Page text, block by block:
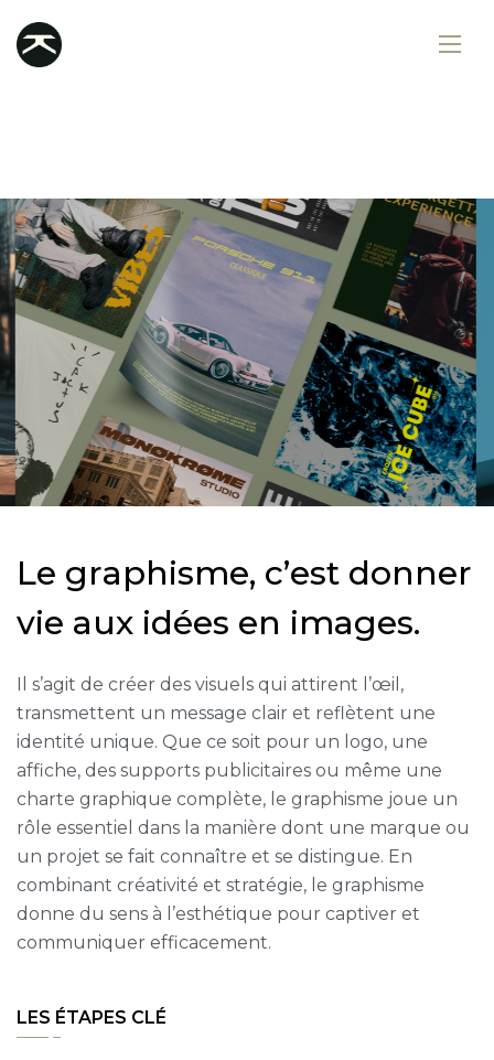
Le graphisme, c’est donner
vie aux idées en images.
Il s’agit de créer des visuels qui attirent l’œil,
transmettent un message clair et reflètent une
identité unique. Que ce soit pour un logo, une
affiche, des supports publicitaires ou même une
charte graphique complète, le graphisme joue un
rôle essentiel dans la manière dont une marque ou
un projet se fait connaître et se distingue. En
combinant créativité et stratégie, le graphisme
donne du sens à l’esthétique pour captiver et
communiquer efficacement.
LES ÉTAPES CLÉ
Services
Portfolio
Contact